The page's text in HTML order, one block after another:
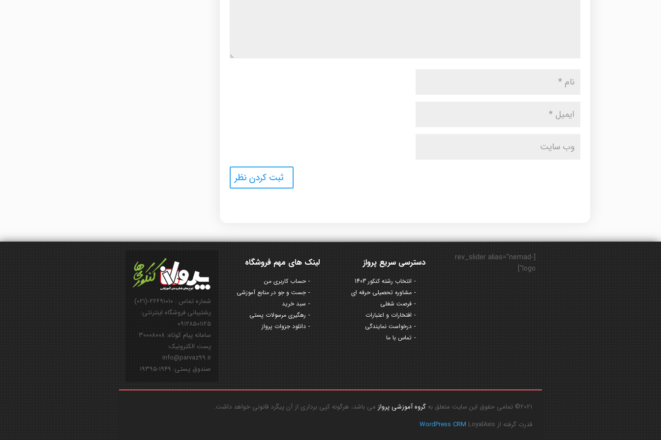
شماره تماس : ۲۲۶۹۱۰۱۰-(۰۲۱)
پشتیبانی فروشگاه اینترنتی:
۰۹۱۲۸۵۰۱۱۲۵
سامانه پیام کوتاه: ۳۰۰۰۸۰۰۸
پست الکترونیک:
info@parvaz99.ir
صندوق پستی: ۱۹۴۹-۱۹۳۹۵
لینک های مهم فروشگاه
حساب کاربری من
جست و جو در منابع آموزشی
سبد خرید
رهگیری مرسولات پستی
دانلود جزوات پرواز
دسترسی سریع پرواز
انتخاب رشته کنکور 1403
مشاوره تحصیلی حرفه ای
فرصت شغلی
افتخارات و اعتبارات
درخواست نمایندگی
تماس با ما
[rev_slider alias="nemad-
logo"]
2021© تمامی حقوق این سایت متعلق به گروه آموزشی پرواز می باشد، هرگونه کپی برداری از آن پیگرد قانونی خواهد داشت.
قدرت گرفته از
WordPress CRM LoyalAxis